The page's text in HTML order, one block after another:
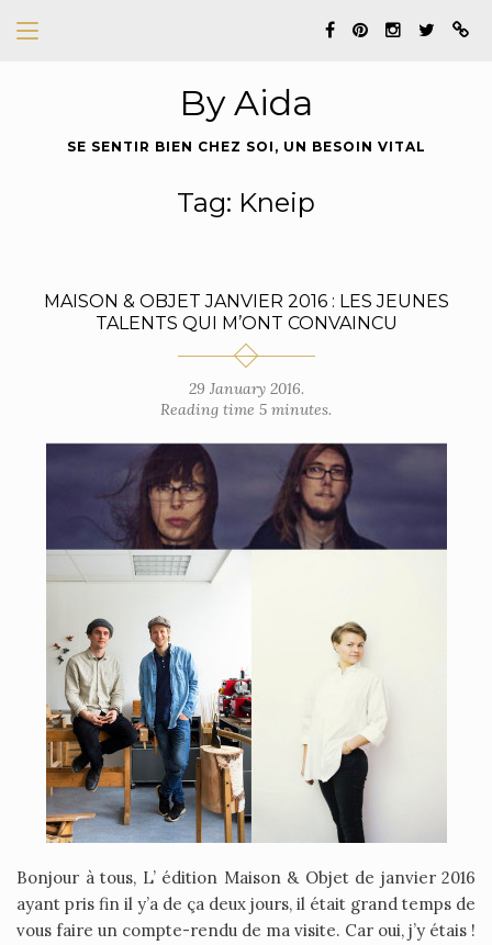
By Aida
SE SENTIR BIEN CHEZ SOI, UN BESOIN VITAL
Tag: Kneip
MAISON & OBJET JANVIER 2016 : LES JEUNES
TALENTS QUI M’ONT CONVAINCU
29 January 2016.
Reading time 5 minutes.
Bonjour à tous, L’ édition Maison & Objet de janvier 2016
ayant pris fin il y’a de ça deux jours, il était grand temps de
vous faire un compte-rendu de ma visite. Car oui, j’y étais !